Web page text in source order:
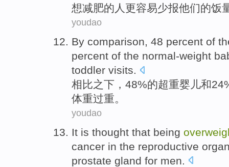
想减肥的 人 更容易少报他们的饭
youdao
By comparison, 48 percent of
percent of the normal-weight
toddler visits.
相比之下，48%的超重婴儿和
体重过重。
youdao
It is thought that being
cancer in the reproductive
prostate gland for men